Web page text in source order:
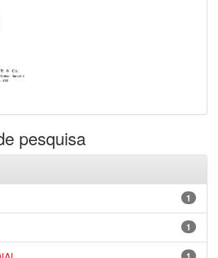
pesquisa
1
1